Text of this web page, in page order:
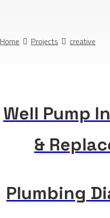
Home Projects creative
Well Pump
&
Plumbing